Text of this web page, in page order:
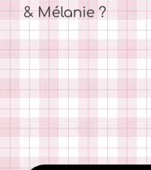
& Mélanie ?